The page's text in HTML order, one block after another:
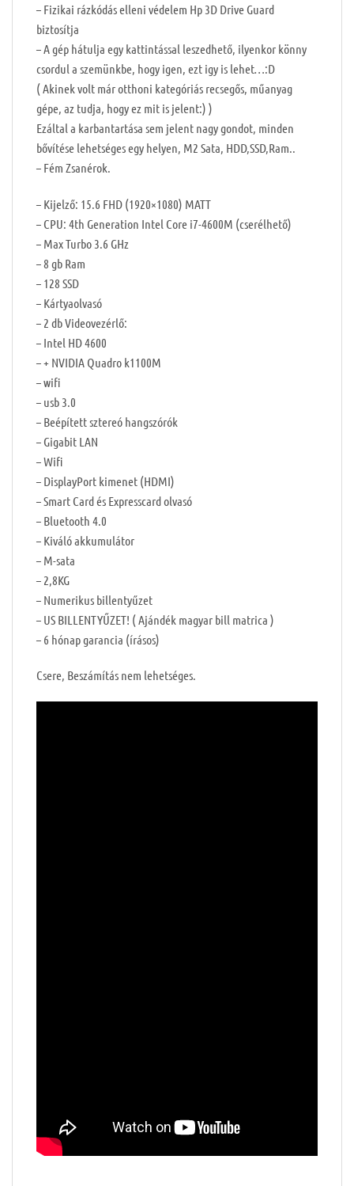
– Fizikai rázkódás elleni védelem Hp 3D Drive Guard
biztosítja
– A gép hátulja egy kattintással leszedhető, ilyenkor könny
csordul a szemünkbe, hogy igen, ezt igy is lehet…:D
( Akinek volt már otthoni kategóriás recsegős, műanyag
gépe, az tudja, hogy ez mit is jelent:) )
Ezáltal a karbantartása sem jelent nagy gondot, minden
bővítése lehetséges egy helyen, M2 Sata, HDD,SSD,Ram..
– Fém Zsanérok.
– Kijelző: 15.6 FHD (1920×1080) MATT
– CPU: 4th Generation Intel Core i7-4600M (cserélhető)
– Max Turbo 3.6 GHz
– 8 gb Ram
– 128 SSD
– Kártyaolvasó
– 2 db Videovezérlő:
– Intel HD 4600
– + NVIDIA Quadro k1100M
– wifi
– usb 3.0
– Beépített sztereó hangszórók
– Gigabit LAN
– Wifi
– DisplayPort kimenet (HDMI)
– Smart Card és Expresscard olvasó
– Bluetooth 4.0
– Kiváló akkumulátor
– M-sata
– 2,8KG
– Numerikus billentyűzet
– US BILLENTYŰZET! ( Ajándék magyar bill matrica )
– 6 hónap garancia (írásos)
Csere, Beszámítás nem lehetséges.